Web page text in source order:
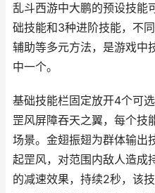
乱斗西游中大鹏的预设技能
础技能和3种进阶技能，不
辅助等多元方法，是游戏中
中一个。
基础技能栏固定放开4个可
罡风屏障吞天之翼，每个技
场景。金翅振翅为群体输出
起罡风，对范围内敌人造成
的减速效果，持续2秒，该